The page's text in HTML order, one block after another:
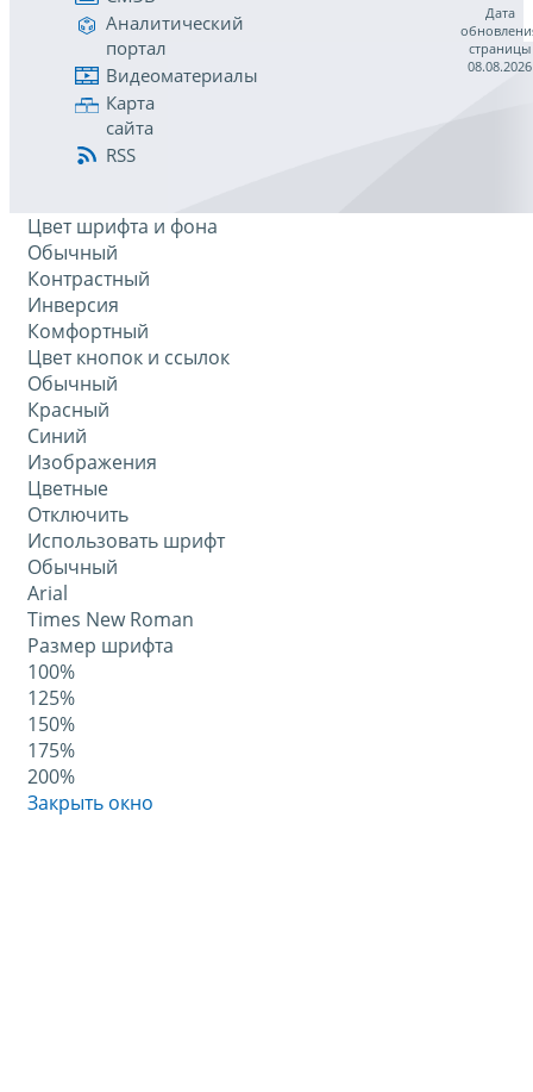
Аналитический
портал
Видеоматериалы
Карта
сайта
RSS
Дата
страницы
08.08.2026
Цвет шрифта и фона
Обычный
Контрастный
Инверсия
Комфортный
Цвет кнопок и ссылок
Обычный
Красный
Синий
Изображения
Цветные
Отключить
Использовать шрифт
Обычный
Arial
Times New Roman
Размер шрифта
100%
125%
150%
175%
200%
Закрыть окно